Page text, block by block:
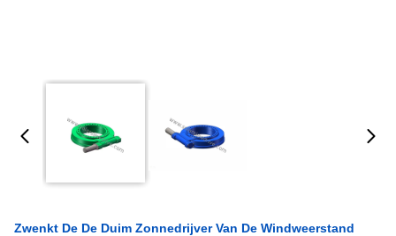
Zwenkt De De Duim Zonnedrijver Van De Windweerstand